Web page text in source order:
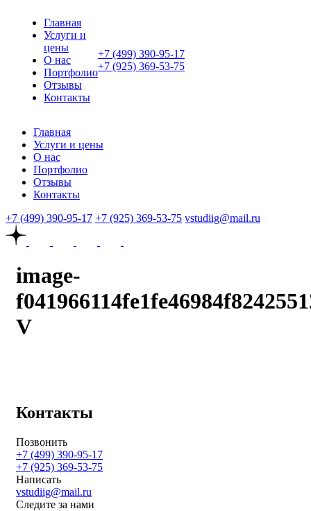
Главная
Услуги и
цены
О нас
Портфолио
Отзывы
Контакты
+7 (499) 390-95-17
+7 (925) 369-53-75
Главная
Услуги и цены
О нас
Портфолио
Отзывы
Контакты
+7 (499) 390-95-17 +7 (925) 369-53-75 vstudiig@mail.ru
image-
V
Контакты
Позвонить
+7 (499) 390-95-17
+7 (925) 369-53-75
Написать
vstudiig@mail.ru
Следите за нами